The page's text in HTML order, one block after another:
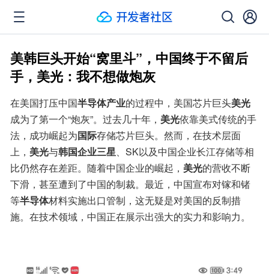
美韩巨头开始“窝里斗”，中国终于不留后
手，美光：我不想做炮灰
在美国打压中国半导体产业的过程中，美国芯片巨头美光
成为了第一个“炮灰”。过去几十年， 美光依靠美式传统的手
法，成功崛起为国际存储芯片巨头。然而，在技术层面
上， 美光与韩国企业三星、SK以及中国企业长江存储等相
比仍然存在差距。随着中国企业的崛起， 美光的营收不断
下滑，甚至遭到了中国的制裁。最近，中国宣布对镓和锗
等半导体材料实施出口管制，这无疑是对美国的反制措
施。在技术领域，中国正在展示出强大的实力和影响力。